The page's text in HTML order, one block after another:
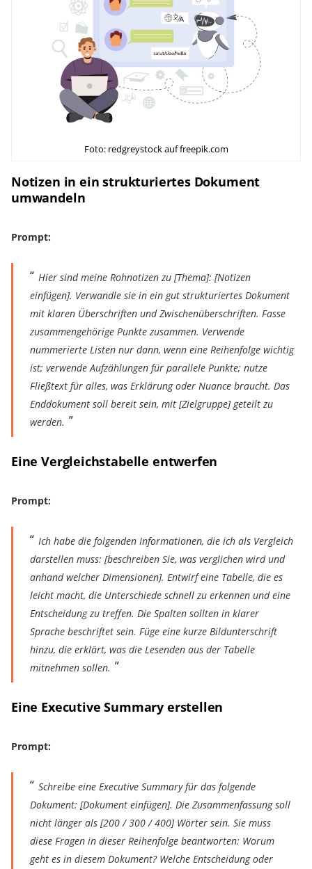
Foto: redgreystock auf freepik.com
Notizen in ein strukturiertes Dokument
umwandeln
Prompt:
Hier sind meine Rohnotizen zu [Thema]: [Notizen
einfügen]. Verwandle sie in ein gut strukturiertes Dokument
mit klaren Überschriften und Zwischenüberschriften. Fasse
zusammengehörige Punkte zusammen. Verwende
nummerierte Listen nur dann, wenn eine Reihenfolge wichtig
ist; verwende Aufzählungen für parallele Punkte; nutze
Fließtext für alles, was Erklärung oder Nuance braucht. Das
Enddokument soll bereit sein, mit [Zielgruppe] geteilt zu
werden.
Eine Vergleichstabelle entwerfen
Prompt:
Ich habe die folgenden Informationen, die ich als Vergleich
darstellen muss: [beschreiben Sie, was verglichen wird und
anhand welcher Dimensionen]. Entwirf eine Tabelle, die es
leicht macht, die Unterschiede schnell zu erkennen und eine
Entscheidung zu treffen. Die Spalten sollten in klarer
Sprache beschriftet sein. Füge eine kurze Bildunterschrift
hinzu, die erklärt, was die Lesenden aus der Tabelle
mitnehmen sollen.
Eine Executive Summary erstellen
Prompt:
Schreibe eine Executive Summary für das folgende
Dokument: [Dokument einfügen]. Die Zusammenfassung soll
nicht länger als [200 / 300 / 400] Wörter sein. Sie muss
diese Fragen in dieser Reihenfolge beantworten: Worum
geht es in diesem Dokument? Welche Entscheidung oder